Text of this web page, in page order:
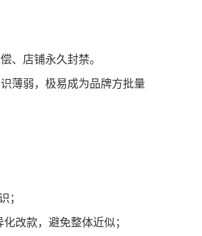
、店铺永久封禁。
薄弱，极易成为品牌方批量
；
改款，避免整体近似；